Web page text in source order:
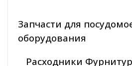
Запчасти для
оборудования
Расходники